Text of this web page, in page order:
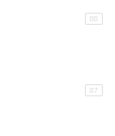
88
87